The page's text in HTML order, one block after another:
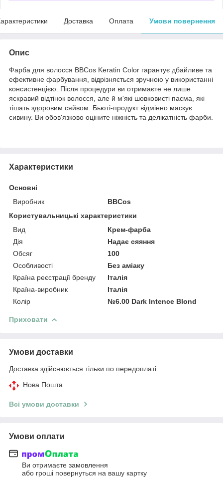
Доставка Оплата Умови повернення
Опис
Фарба для волосся BBCos Keratin Color гарантує дбайливе та
ефективне фарбування, відрізняється зручною у використанні
консистенцією. Після процедури ви отримаєте не лише
яскравий відтінок волосся, але й м'які шовковисті пасма, які
тішать здоровим сяйвом. Бьюті-продукт відмінно маскує
сивину. Ви обов'язково оціните ніжність та делікатність фарби.
Характеристики
Основні
Виробник
BBCos
Користувальницькі характеристики
Вид
Крем-фарба
Дія
Надає сяяння
Обсяг
100
Особливості
Без аміаку
Країна реєстрації бренду
Італія
Країна-виробник
Італія
Колір
№6.00 Dark Intence Blond
Приховати
Умови доставки
Доставка здійснюється тільки по передоплаті.
Нова Пошта
Всі умови доставки
Умови оплати
Ви отримаєте замовлення
або гроші повернуться на вашу картку